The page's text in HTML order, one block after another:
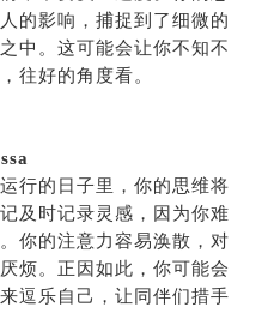
的影响，捕捉到了细微的
中。这可能会让你不知不
往好的角度看。
运行的日子里 ，你的思维将
及时记录灵感，因为你难
你的注意力容易涣散，对
烦。正因如此，你可能会
逗乐自己，让同伴们措手